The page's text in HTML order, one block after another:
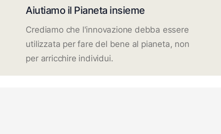
Aiutiamo il Pianeta insieme
Crediamo che l'innovazione debba essere
utilizzata per fare del bene al pianeta, non
per arricchire individui.